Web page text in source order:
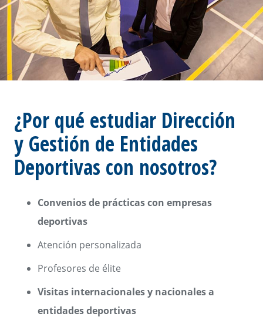
¿Por qué estudiar Dirección
y Gestión de Entidades
Deportivas con nosotros?
Convenios de prácticas con empresas
deportivas
Atención personalizada
Profesores de élite
Visitas internacionales y nacionales a
entidades deportivas